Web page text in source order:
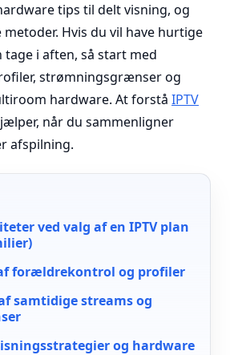
tips til delt visning, og
Hvis du vil have hurtige
tage i aften, så start med
strømningsgrænser og
hardware. At forstå IPTV
når du sammenligner
afspilning.
ved valg af en IPTV plan
forældrekontrol og profiler
samtidige streams og
og hardware